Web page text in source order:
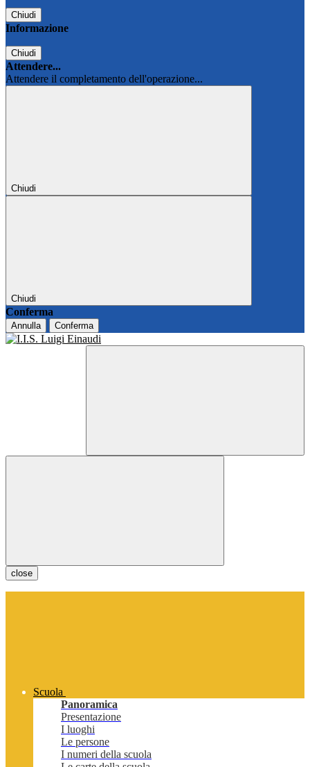
Chiudi
Informazione
Chiudi
Attendere...
Attendere il completamento dell'operazione...
Chiudi
Chiudi
Conferma
Annulla Conferma
close
Scuola
Panoramica
Presentazione
I luoghi
Le persone
I numeri della scuola